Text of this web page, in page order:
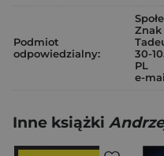
Podmiot
odpowiedzialny:
Znak
30-
PL
e-
Inne książki